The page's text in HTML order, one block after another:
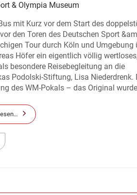
& Olympia Museum
mit Kurz vor dem Start des
den Toren des Deutschen Sport
Tour durch Köln und Umgebung
Höfer ein eigentlich völlig
besondere Reisebegleitung an die
Podolski-Stiftung, Lisa Niederdrenk.
des WM-Pokals – das Original